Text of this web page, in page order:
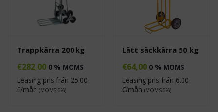
Trappkärra 200 kg
€282,00 0 % MOMS
Leasing pris från 25.00
€/mån (MOMS 0%)
Lätt säckkärra 50 kg
€64,00 0 % MOMS
Leasing pris från 6.00
€/mån (MOMS 0%)